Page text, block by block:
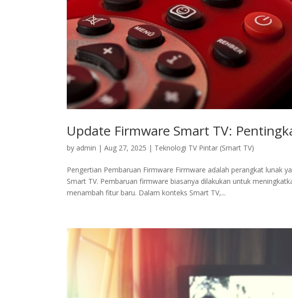
Update Firmware Smart TV:
by admin |Aug 27, 2025 | Teknologi TV Pintar (Smart TV)
Pengertian Pembaruan Firmware Firmware adalah perangkat lunak
Smart TV. Pembaruan firmware biasanya dilakukan untuk
menambah fitur baru. Dalam konteks Smart TV,...